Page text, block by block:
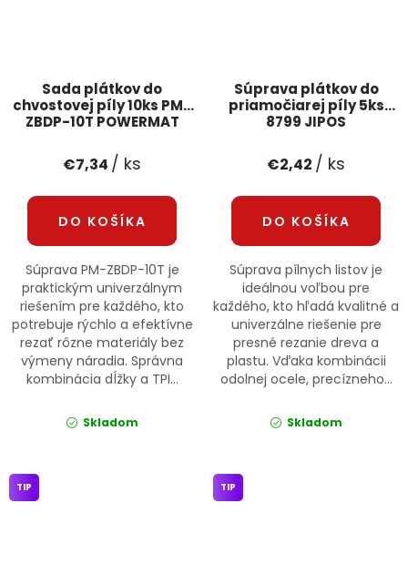
Sada plátkov do
chvostovej píly 10ks PM-
ZBDP-10T POWERMAT
€7,34 / ks
DO KOŠÍKA
Súprava PM-ZBDP-10T je
praktickým univerzálnym
riešením pre každého, kto
potrebuje rýchlo a efektívne
rezať rôzne materiály bez
výmeny náradia. Správna
kombinácia dĺžky a TPI...
Skladom
Súprava plátkov do
priamočiarej píly 5ks
8799 JIPOS
€2,42 / ks
DO KOŠÍKA
Súprava pílnych listov je
ideálnou voľbou pre
každého, kto hľadá kvalitné a
univerzálne riešenie pre
presné rezanie dreva a
plastu. Vďaka kombinácii
odolnej ocele, precízneho...
Skladom
TIP TIP